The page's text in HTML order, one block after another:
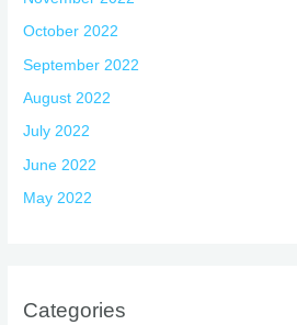
October 2022
September 2022
August 2022
July 2022
June 2022
May 2022
Categories